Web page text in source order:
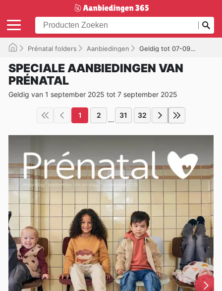
Prénatal folders Aanbiedingen Geldig tot 07-09-2025
SPECIALE AANBIEDINGEN VAN
PRÉNATAL
Geldig van 1 september 2025 tot 7 september 2025
1 2 ... 31 32